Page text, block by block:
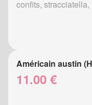
confits,
Américain austin
11.00 €